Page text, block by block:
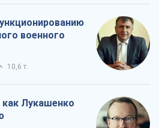
военного
10,6 т.
Лукашенко